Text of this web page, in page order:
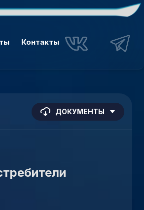
Контакты
ДОКУМЕНТЫ